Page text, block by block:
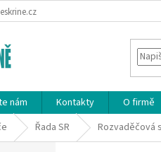
nám Kontakty
O firmě
Řada SR Rozvaděčová